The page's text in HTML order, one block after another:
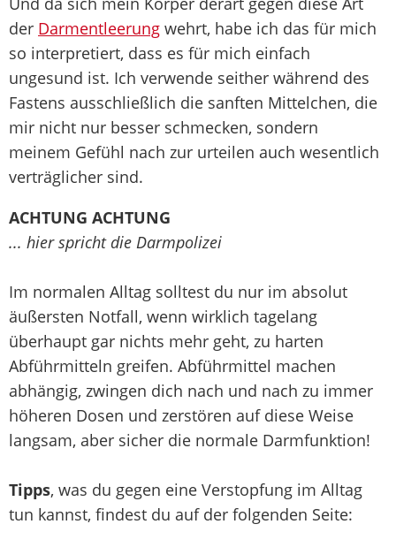
der Darmentleerung wehrt, habe ich das für mich
so interpretiert, dass es für mich einfach
ungesund ist. Ich verwende seither während des
Fastens ausschließlich die sanften Mittelchen, die
mir nicht nur besser schmecken, sondern
meinem Gefühl nach zur urteilen auch wesentlich
verträglicher sind.
ACHTUNG ACHTUNG
... hier spricht die Darmpolizei
Im normalen Alltag solltest du nur im absolut
äußersten Notfall, wenn wirklich tagelang
überhaupt gar nichts mehr geht, zu harten
Abführmitteln greifen. Abführmittel machen
abhängig, zwingen dich nach und nach zu immer
höheren Dosen und zerstören auf diese Weise
langsam, aber sicher die normale Darmfunktion!
Tipps, was du gegen eine Verstopfung im Alltag
tun kannst, findest du auf der folgenden Seite: